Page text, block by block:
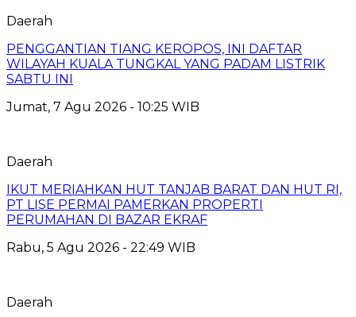
Daerah
PENGGANTIAN TIANG KEROPOS, INI DAFTAR
WILAYAH KUALA TUNGKAL YANG PADAM LISTRIK
SABTU INI
Jumat, 7 Agu 2026 - 10:25 WIB
Daerah
IKUT MERIAHKAN HUT TANJAB BARAT DAN HUT RI,
PT LISE PERMAI PAMERKAN PROPERTI
PERUMAHAN DI BAZAR EKRAF
Rabu, 5 Agu 2026 - 22:49 WIB
Daerah